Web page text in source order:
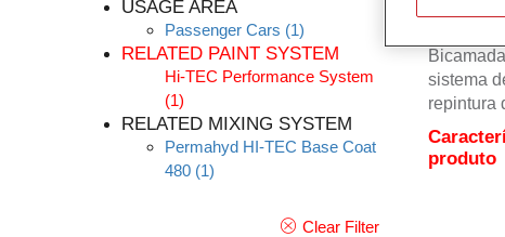
USAGE AREA
Passenger Cars (1)
RELATED PAINT SYSTEM
Hi-TEC Performance System
(1)
RELATED MIXING SYSTEM
Permahyd HI-TEC Base Coat
480 (1)
Clear Filter
sistema
repintura
produto